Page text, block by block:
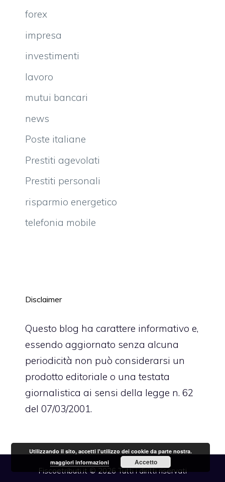
forex
impresa
investimenti
lavoro
mutui bancari
news
Poste italiane
Prestiti agevolati
Prestiti personali
risparmio energetico
telefonia mobile
Disclaimer
Questo blog ha carattere informativo e,
essendo aggiornato senza alcuna
periodicità non può considerarsi un
prodotto editoriale o una testata
giornalistica ai sensi della legge n. 62
del 07/03/2001.
Fiscoetributi.it © 2026 Tutti i diritti riservati
Utilizzando il sito, accetti l'utilizzo dei cookie da parte nostra.
maggiori informazioni
Accetto